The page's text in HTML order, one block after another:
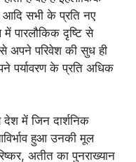
आदि सभी के प्रति नए
पारलौकिक दृष्टि से
अपने परिवेश की सुध ही
पर्यावरण के प्रति अधिक
में जिन दार्शनिक
हुआ उनकी मूल
अतीत का पुनराख्यान